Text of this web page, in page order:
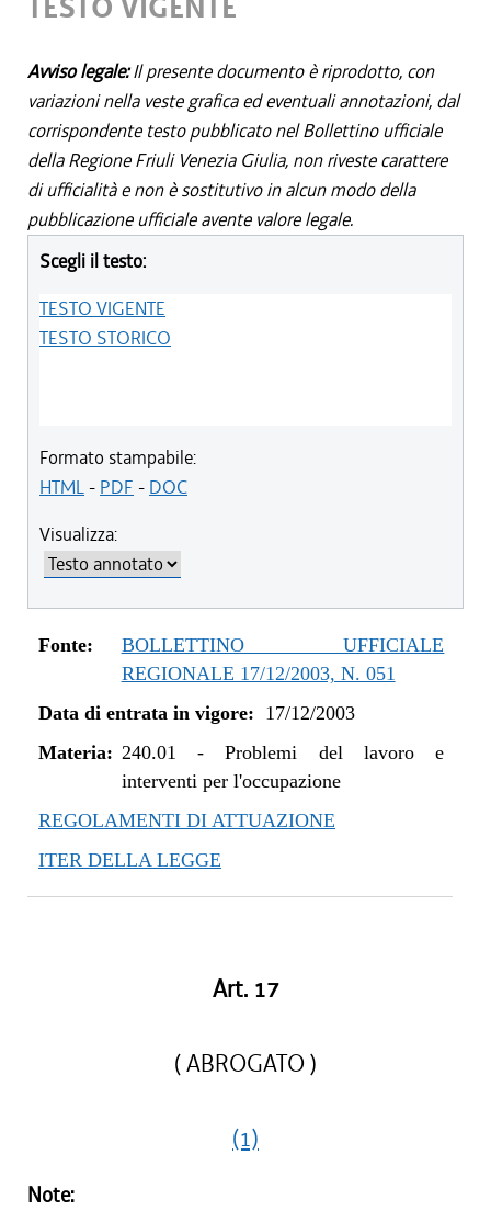
TESTO VIGENTE
Avviso legale:Il presente documento è riprodotto, con
variazioni nella veste grafica ed eventuali annotazioni, dal
corrispondente testo pubblicato nel Bollettino ufficiale
della Regione Friuli Venezia Giulia, non riveste carattere
di ufficialità e non è sostitutivo in alcun modo della
pubblicazione ufficiale avente valore legale.
Scegli il testo:
TESTO VIGENTE
TESTO STORICO
Formato stampabile:
HTML- PDF - DOC
Visualizza:
Fonte:
BOLLETTINO UFFICIALE
REGIONALE 17/12/2003, N. 051
Data di entrata in vigore: 17/12/2003
Materia: 240.01 -Problemi del lavoro e
interventi per l'occupazione
REGOLAMENTI DI ATTUAZIONE
ITER DELLA LEGGE
Art. 17
( ABROGATO )
(1)
Note: